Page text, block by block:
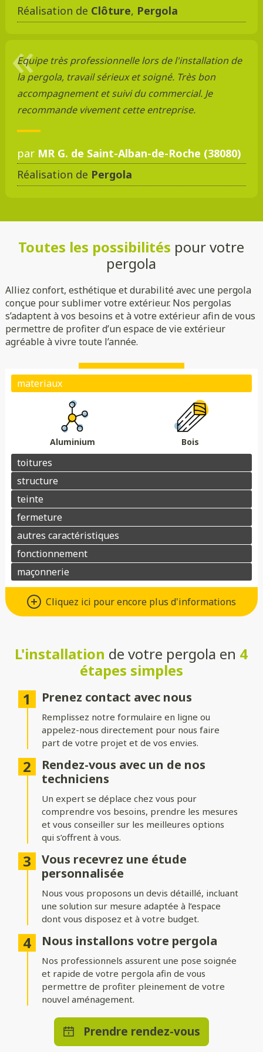
Réalisation de Clôture, Pergola
Equipe très professionnelle lors de l'installation de
la pergola, travail sérieux et soigné. Très bon
accompagnement et suivi du commercial. Je
recommande vivement cette entreprise.
par MR G. de Saint-Alban-de-Roche (38080)
Réalisation de Pergola
Toutes les possibilités pour votre
pergola
Alliez confort, esthétique et durabilité avec une pergola
conçue pour sublimer votre extérieur. Nos pergolas
s’adaptent à vos besoins et à votre extérieur afin de vous
permettre de profiter d’un espace de vie extérieur
agréable à vivre toute l’année.
Aluminium Bois
(verre/polycarbonate)
Indépendante
Adossée
Essences de boisColoris au choix
Store
Parois
Électrique avec téléphone
Électrique avec télécommande
Cliquez ici pour encore plus d'informations
Matériaux : Aluminium ou bois
Choisissez l’aluminium pour une pergola au design moderne,
cas, ces matériaux allient esthétisme et durabilité.
Toitures : Rigide, bioclimatique ou
toile
Choisissez une toiture rigide en verre ou polycarbonate pour
une protection optimale, une toiture bioclimatique à lames
orientables pour gérer l’ensoleillement, ou une toile pour une
ambiance légère et aérée.
Structure : Indépendante ou
adossée
Installez votre pergola où vous le souhaitez ! Une structure
indépendante permet de créer un espace isolé au cœur du
jardin, tandis qu’une pergola adossée prolonge
harmonieusement votre maison.
Nombreuses options de
personnalisation
Ajoutez des stores ou parois pour vous protéger du vent,
intégrez un éclairage LED pour profiter d’agréables soirées, ou
un bénéficier d’un confort absolu en toute saison.
L'installation de votre pergola en 4
étapes simples
Prenez contact avec nous
Remplissez notre formulaire en ligne ou
appelez-nous directement pour nous faire
part de votre projet et de vos envies.
Rendez-vous avec un de nos
techniciens
Un expert se déplace chez vous pour
comprendre vos besoins, prendre les mesures
et vous conseiller sur les meilleures options
qui s’offrent à vous.
Vous recevrez une étude
personnalisée
Nous vous proposons un devis détaillé, incluant
une solution sur mesure adaptée à l’espace
dont vous disposez et à votre budget.
Nous installons votre pergola
Nos professionnels assurent une pose soignée
et rapide de votre pergola afin de vous
permettre de profiter pleinement de votre
nouvel aménagement.
Prendre rendez-vous